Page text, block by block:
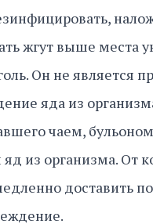
жгут выше места
Он не является
яда из
чаем,
из организма. От
доставить